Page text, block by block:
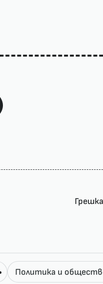
Политика и